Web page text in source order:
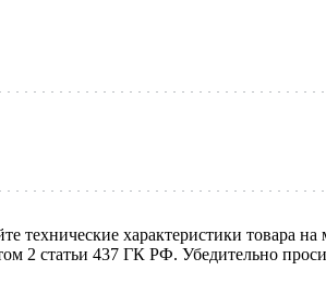
технические характеристики
2 статьи 437 ГК РФ. Убедительно